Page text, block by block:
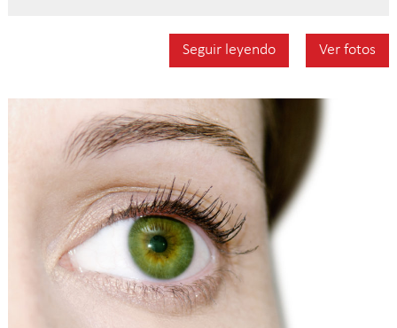
Seguir leyendo Ver fotos